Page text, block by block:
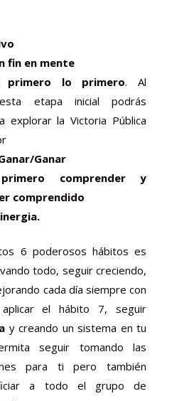
fin en mente
primero lo primero. Al
etapa inicial podrás
explorar la Victoria Pública
Ganar
comprender y
comprendido
6 poderosos hábitos es
todo, seguir creciendo,
cada día siempre con
el hábito 7, seguir
y creando un sistema en tu
seguir tomando las
para ti pero también
a todo el grupo de